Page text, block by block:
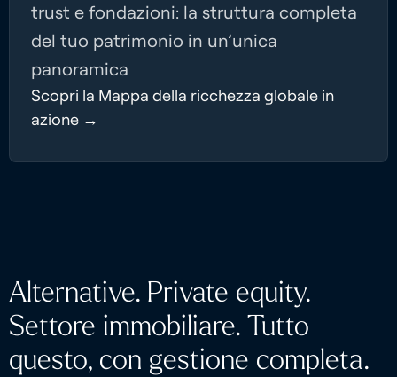
trust e fondazioni: la struttura completa
del tuo patrimonio in un’unica
panoramica
Scopri la Mappa della ricchezza globale in
azione →
Alternative. Private equity.
Settore immobiliare. Tutto
questo, con gestione completa.